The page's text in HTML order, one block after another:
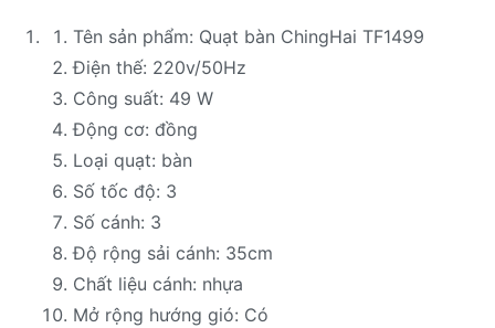
Tên sản phẩm: Quạt bàn ChingHai TF1499
Điện thế: 220v/50Hz
Công suất: 49 W
Động cơ: đồng
Loại quạt: bàn
Số tốc độ: 3
Số cánh: 3
Độ rộng sải cánh: 35cm
Chất liệu cánh: nhựa
Mở rộng hướng gió: Có